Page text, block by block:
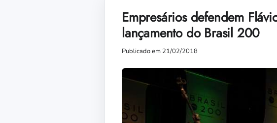
Empresários defendem
lançamento do Brasil 200
Publicado em 21/02/2018